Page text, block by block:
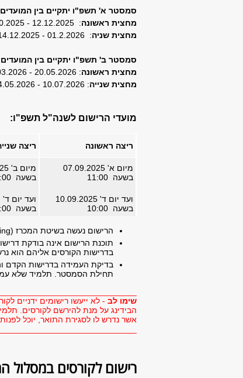
סמסטר א' תשפ"ו יתקיים בין המועדים
מחצית ראשונה: 12.12.2025 - 26.10.2025
מחצית שניה: 01.2.2026 - 14.12.2025
סמסטר ב' תשפ"ו יתקיים בין המועדים
מחצית ראשונה: 20.05.2026 - 15.03.2026
מחצית שנייה: 10.07.2026 - 24.05.2026
מועדי הרישום לשנה"ל תשפ"ו:
ריצה ראשונה ריצה
מיום א' 07.09.2025
בשעה 11:00
ועד יום ד' 10.09.2025
בשעה 10:00
מיום ב' 15.09.2025
בשעה 11:00
ועד יום ד' 17.09.2025
בשעה 10:00
הרישום נעשה בשיטת המכרז (Bidding), שעקרונותיה מפורטים בידיעון וכן
תוכנת הרישום אינה בודקת
בדרישות הקורסים אליהם הוא
בדיקת העמידה בדרישות הקדם
תחילת הסמסטר. תלמיד שלא
שימו לב - לא ייעשו רישומים ידניים
הבידינג על מנת להירשם לקורסים.
אשר נדרש לו לסגירת התואר, יוכל
רישום לקורסים במסלול